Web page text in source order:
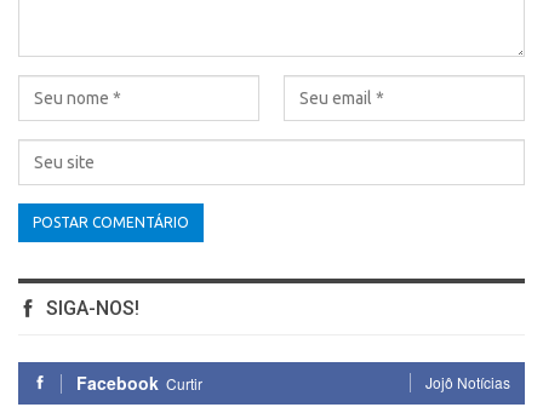
SIGA-NOS!
Facebook Curtir Jojô Notícias